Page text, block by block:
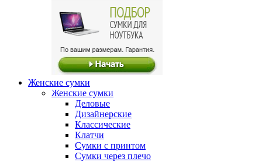
Женские сумки
Женские сумки
Деловые
Дизайнерские
Классические
Клатчи
Сумки с принтом
Сумки через плечо